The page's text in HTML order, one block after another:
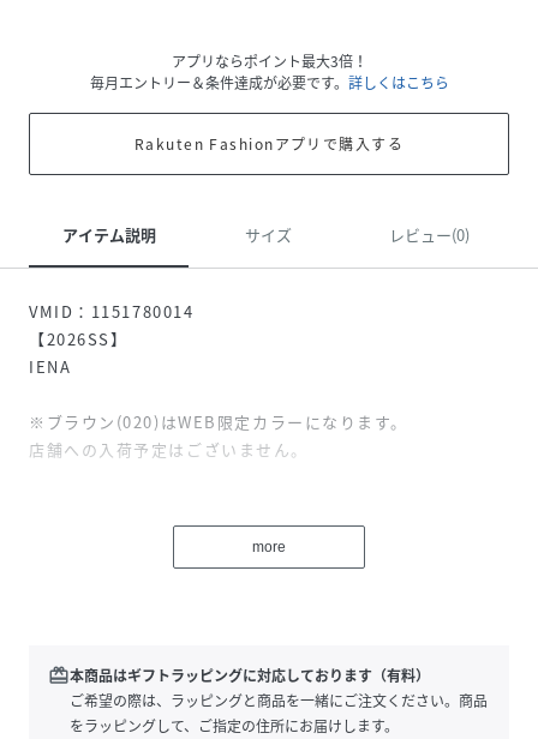
アプリならポイント最大3倍！
毎月エントリー＆条件達成が必要です。 詳しくはこちら
Rakuten Fashionアプリで購入する
アイテム説明 サイズ レビュー(0)
VMID：1151780014
【2026SS】
IENA
※ブラウン(020)はWEB限定カラーになります。
店舗への入荷予定はございません。
昨年と同じラミーリヨセルの交織素材を使用してお作りしま
地が実現。
時間をかけて丁寧に染め、ふくらみ感と自然な洗い感をプラ
スしています。
more
redeem本商品はギフトラッピングに対応しております（有料）
ご希望の際は、ラッピングと商品を一緒にご注文ください。商品
をラッピングして、ご指定の住所にお届けします。